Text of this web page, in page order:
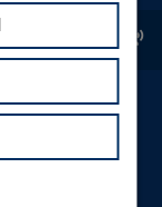
record_voice_over